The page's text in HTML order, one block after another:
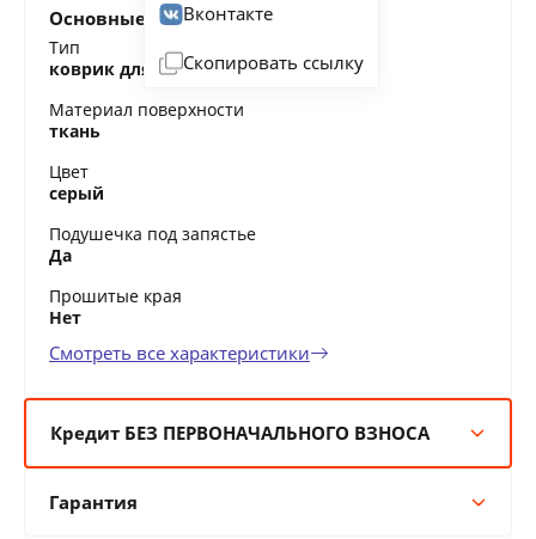
Вконтакте
Скопировать ссылку
Основные характеристики
Тип
коврик для мыши
Материал поверхности
ткань
Цвет
серый
Подушечка под запястье
Да
Прошитые края
Нет
Смотреть все характеристики
Кредит БЕЗ ПЕРВОНАЧАЛЬНОГО ВЗНОСА
12 мес:2 BYN/мес
Гарантия